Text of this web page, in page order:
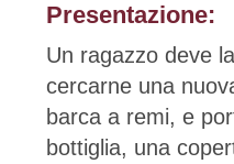
Presentazione:
Un ragazzo deve
cercarne una
barca a remi, e
bottiglia, una